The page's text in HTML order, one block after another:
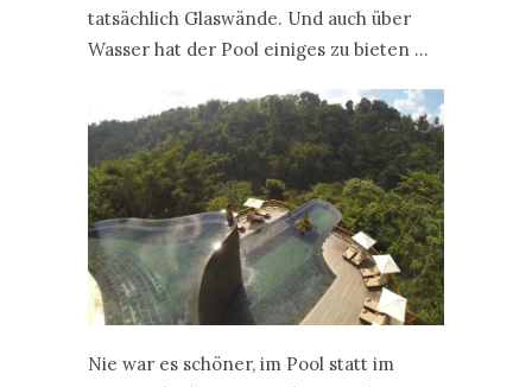
tatsächlich Glaswände. Und auch über
Wasser hat der Pool einiges zu bieten …
Nie war es schöner, im Pool statt im